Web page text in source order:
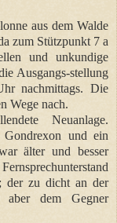
aus dem Walde
zum Stützpunkt 7 a
und unkundige
Ausgangs-stellung
nachmittags. Die
Wege nach.
Neuanlage.
und ein
älter und besser
der zu dicht an der
aber dem Gegner